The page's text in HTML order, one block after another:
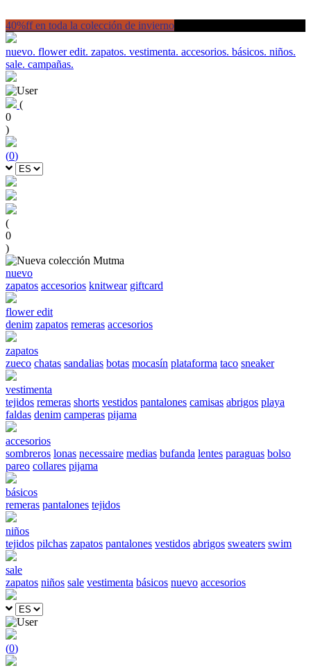
40%ff en toda la colección de invierno
nuevo. flower edit. zapatos. vestimenta. accesorios. básicos. niños.
sale. campañas.
(
0
)
(0)
(
0
)
nuevo
zapatos accesorios knitwear giftcard
flower edit
denim zapatos remeras accesorios
zapatos
zueco chatas sandalias botas mocasín plataforma taco sneaker
vestimenta
tejidos remeras shorts vestidos pantalones camisas abrigos playa
faldas denim camperas pijama
accesorios
sombreros lonas necessaire medias bufanda lentes paraguas bolso
pareo collares pijama
básicos
remeras pantalones tejidos
niños
tejidos pilchas zapatos pantalones vestidos abrigos sweaters swim
sale
zapatos niños sale vestimenta básicos nuevo accesorios
(0)